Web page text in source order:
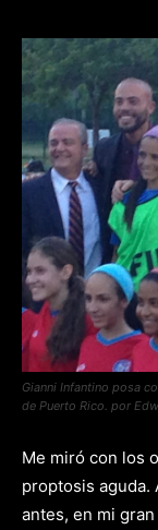
Gianni Infantino posa
de Puerto Rico. por
Me miró con los
proptosis aguda.
antes, en mi